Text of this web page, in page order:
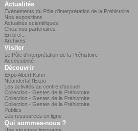
Actualités
Événements du Pôle d'interprétation de la Préhistoire
Nos expositions
Actualités scientifiques
Chez nos partenaires
En bref...
Archives
Visiter
Le Pôle d'interprétation de la Préhistoire
Accessibilité
Découvrir
Expo Albert Kahn
Néandertal l'Expo
Les activités au centre d'accueil
Collection - Gestes de la Préhistoire
Collection - Gestes de la Préhistoire
Collection - Gestes de la Préhistoire
Publics
Les ressources en ligne
Qui sommes-nous ?